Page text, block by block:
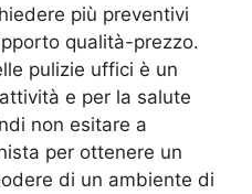
più preventivi
qualità-prezzo.
pulizie uffici è un
e per la salute
non esitare a
per ottenere un
di un ambiente di